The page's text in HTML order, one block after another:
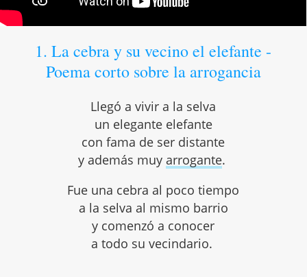
1. La cebra y su vecino el elefante -
Poema corto sobre la arrogancia
Llegó a vivir a la selva
un elegante elefante
con fama de ser distante
y además muy arrogante.
Fue una cebra al poco tiempo
a la selva al mismo barrio
y comenzó a conocer
a todo su vecindario.